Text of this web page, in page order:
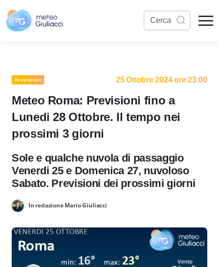
Previsioni 25 Ottobre 2024 ore 23:00
Meteo Roma: Previsioni fino a
Lunedi 28 Ottobre. Il tempo nei
prossimi 3 giorni
Sole e qualche nuvola di passaggio
Venerdi 25 e Domenica 27, nuvoloso
Sabato. Previsioni dei prossimi giorni
In redazione Mario Giuliacci